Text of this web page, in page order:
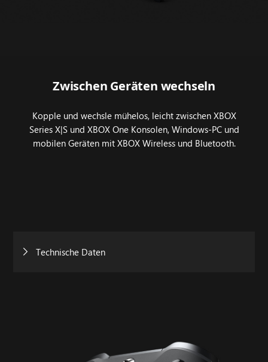
Zwischen Geräten wechseln
Kopple und wechsle mühelos, leicht zwischen XBOX
Series X|S und XBOX One Konsolen, Windows-PC und
mobilen Geräten mit XBOX Wireless und Bluetooth.
Technische Daten